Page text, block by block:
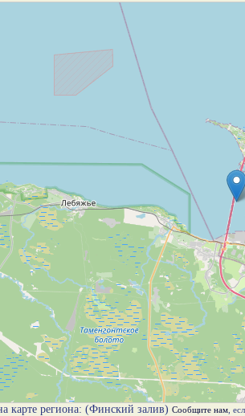
карте региона: (Финский залив) Сообщите нам ,